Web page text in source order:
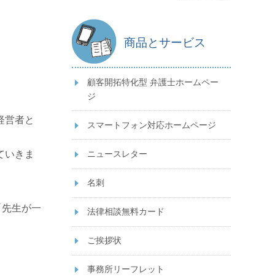
営者と
いきま
生が一
商品とサービス
顧客開拓特化型 弁護士ホームペー
ジ
スマートフォン対応ホームページ
ニュースレター
名刺
法律相談無料カード
ご挨拶状
事務所リーフレット